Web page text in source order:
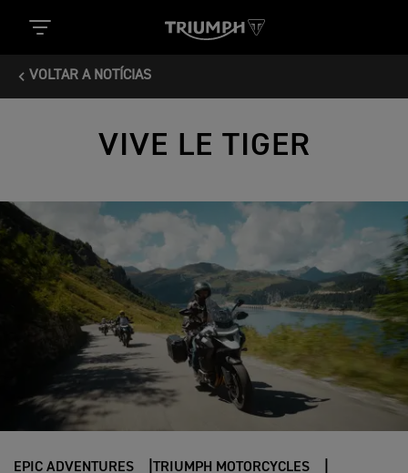
VOLTAR A NOTÍCIAS
VIVE LE TIGER
EPIC ADVENTURES
TRIUMPH MOTORCYCLES